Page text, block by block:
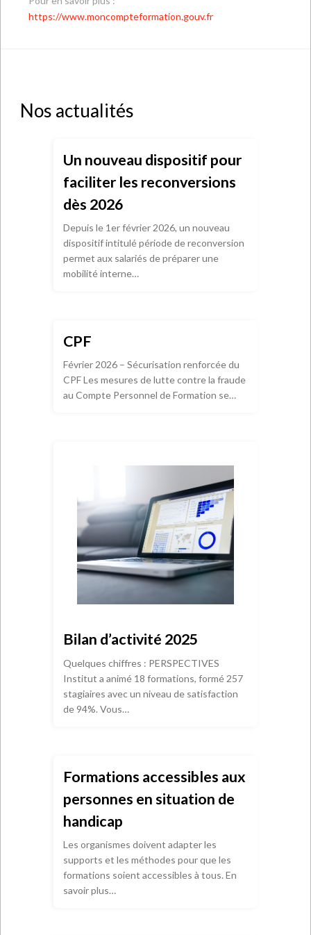
https://www.moncompteformation.gouv.fr
Nos actualités
Un nouveau dispositif pour
faciliter les reconversions
dès 2026
Depuis le 1er février 2026, un nouveau
dispositif intitulé période de reconversion
permet aux salariés de préparer une
mobilité interne…
CPF
Février 2026 – Sécurisation renforcée du
CPF Les mesures de lutte contre la fraude
au Compte Personnel de Formation se…
Bilan d’activité 2025
Quelques chiffres : PERSPECTIVES
Institut a animé 18 formations, formé 257
stagiaires avec un niveau de satisfaction
de 94%. Vous…
Formations accessibles aux
personnes en situation de
handicap
Les organismes doivent adapter les
supports et les méthodes pour que les
formations soient accessibles à tous. En
savoir plus…